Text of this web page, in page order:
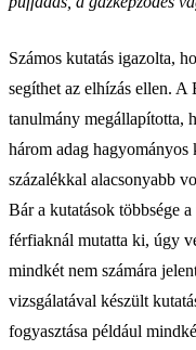
Számos kutatás igazolta,
segíthet az elhízás ellen.
tanulmány megállapította,
három adag
százalékkal alacsonyabb
Bár a kutatások többsége
férfiaknál mutatta ki, úgy
mindkét nem számára
vizsgálatával készült
fogyasztása például